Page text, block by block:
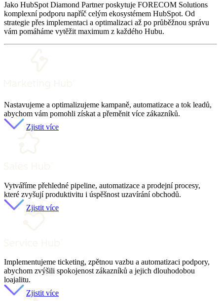
Jako HubSpot Diamond Partner poskytuje FORECOM Solutions
komplexní podporu napříč celým ekosystémem HubSpot. Od
strategie přes implementaci a optimalizaci až po průběžnou správu
vám pomáháme vytěžit maximum z každého Hubu.
Nastavujeme a optimalizujeme kampaně, automatizace a tok leadů,
abychom vám pomohli získat a přeměnit více zákazníků.
Zjistit více
Vytváříme přehledné pipeline, automatizace a prodejní procesy,
které zvyšují produktivitu i úspěšnost uzavírání obchodů.
Zjistit více
Implementujeme ticketing, zpětnou vazbu a automatizaci podpory,
abychom zvýšili spokojenost zákazníků a jejich dlouhodobou
loajalitu.
Zjistit více